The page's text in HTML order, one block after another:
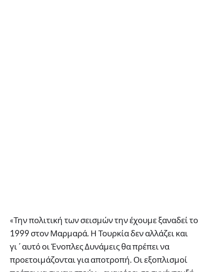
«Την πολιτική των σεισμών την έχουμε ξαναδεί το
1999 στον Μαρμαρά. Η Τουρκία δεν αλλάζει και
γι΄αυτό οι Ένοπλες Δυνάμεις θα πρέπει να
προετοιμάζονται για αποτροπή. Οι εξοπλισμοί